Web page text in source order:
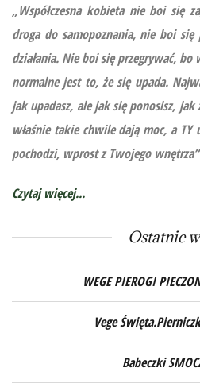
„Współczesna kobieta nie boi się
droga do samopoznania, nie boi
działania. Nie boi się przegrywać,
normalne jest to, że się upada.
jak upadasz, ale jak się ponosisz, jak
właśnie takie chwile dają moc, a TY
pochodzi, wprost z Twojego
Czytaj więcej...
Ostatnie
WEGE PIEROGI
Vege
Babeczki